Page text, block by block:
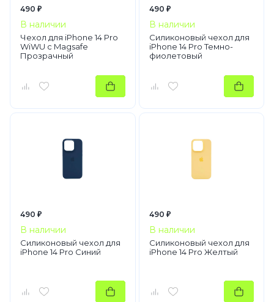
490 ₽
В наличии
Чехол для iPhone 14 Pro
WiWU c Magsafe
Прозрачный
490 ₽
В наличии
Силиконовый чехол для
iPhone 14 Pro Темно-
фиолетовый
490 ₽
В наличии
Силиконовый чехол для
iPhone 14 Pro Синий
490 ₽
В наличии
Силиконовый чехол для
iPhone 14 Pro Желтый